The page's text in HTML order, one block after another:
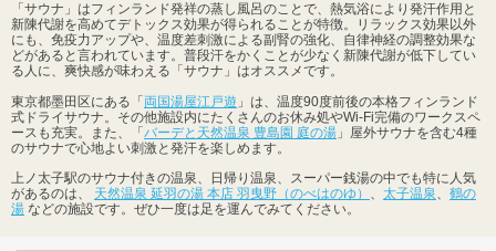
「サウナ」はフィンランド発祥の蒸し風呂のことで、熱気浴により発汗作用と
新陳代謝を高めてデトックス効果が得られることが特徴。リラックス効果以外
にも、免疫力アップや、温度差刺激による副腎の強化、自律神経の調整効果な
どがあると言われています。普段汗をかくことが少なく新陳代謝が低下してい
る人に、爽快感が味わえる「サウナ」はオススメです。
東京都墨田区にある「 両国湯屋江戸遊 」は、温度90度前後の本格フィンランド
式ドライサウナ。その他施設内にたくさんのお休み処やWi-Fi完備のワークスペ
ースも充実。また、「 バーデと天然温泉 豊島園 庭の湯 」屋外サウナを含む4種
のサウナで心地よい刺激と発汗を楽しめます。
上ノ太子駅のサウナ付きの温泉、日帰り温泉、スーパー銭湯の中でも特に人気
があるのは、 天然温泉 延羽の湯 本店 羽曳野（のべはのゆ） 、 太子温泉、 鶴の
湯 などの施設です。ぜひ一度は足を運んでみてください。